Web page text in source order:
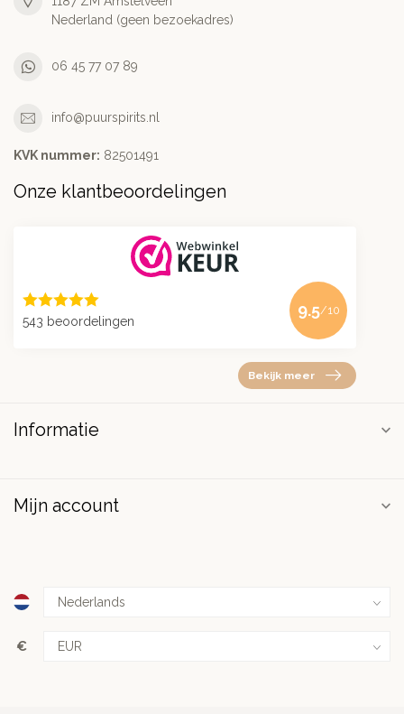
Nederland (geen bezoekadres)
06 45 77 07 89
info@puurspirits.nl
KVK nummer: 82501491
Onze klantbeoordelingen
543 beoordelingen
9.5/10
Bekijk meer
Informatie
Mijn account
€